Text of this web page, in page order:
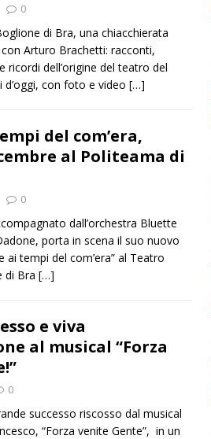
0
di Bra, una chiacchierata
Arturo Brachetti: racconti,
ricordi dell’origine del teatro del
con foto e video […]
del com’era,
al Politeama di
0
dall’orchestra Bluette
porta in scena il suo nuovo
ai tempi del com’era” al Teatro
di Bra […]
e viva
al musical “Forza
0
successo riscosso dal musical
“Forza venite Gente”, in un